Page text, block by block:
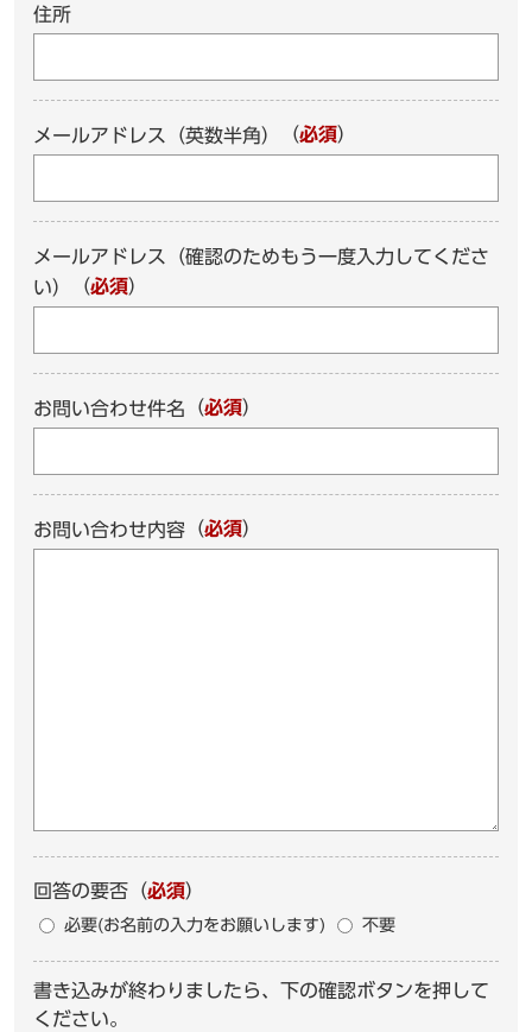
住所
メールアドレス（英数半角） （必須）
メールアドレス（確認のためもう一度入力してくださ
い）
（必須）
お問い合わせ件名 （必須）
お問い合わせ内容 （必須）
回答の要否 （必須）
必要(お名前の入力をお願いします) 不要
書き込みが終わりましたら、下の確認ボタンを押して
ください。